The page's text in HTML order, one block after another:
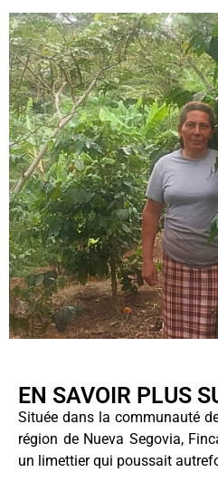
EN SAVOIR PLUS
Située dans la communauté
région de Nueva Segovia,
un limettier qui poussait